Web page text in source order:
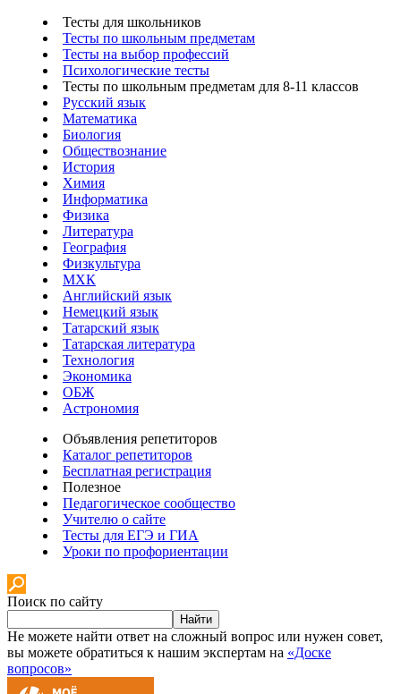
Тесты для школьников
Тесты по школьным предметам
Тесты на выбор профессий
Психологические тесты
Тесты по школьным предметам для 8-11 классов
Русский язык
Математика
Биология
Обществознание
История
Химия
Информатика
Физика
Литература
География
Физкультура
МХК
Английский язык
Немецкий язык
Татарский язык
Татарская литература
Технология
Экономика
ОБЖ
Астрономия
Объявления репетиторов
Каталог репетиторов
Бесплатная регистрация
Полезное
Педагогическое сообщество
Учителю о сайте
Тесты для ЕГЭ и ГИА
Уроки по профориентации
Поиск по сайту
Найти
Не можете найти ответ на сложный вопрос или нужен совет,
вы можете обратиться к нашим экспертам на «Доске
вопросов»